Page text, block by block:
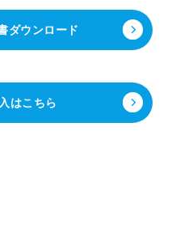
ダウンロード
はこちら